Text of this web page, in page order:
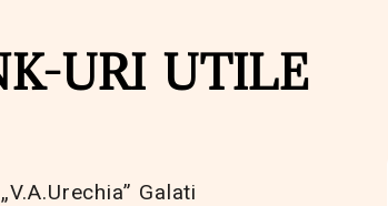
URI UTILE
Galati